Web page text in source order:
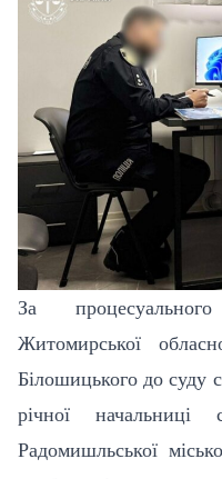
За
Житомирської
Білошицького до суду
річної
Радомишльської